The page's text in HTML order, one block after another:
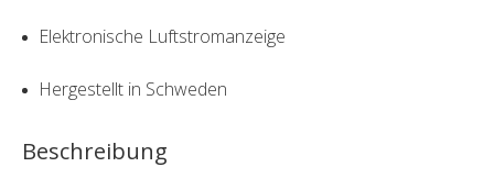
Beschreibung
Elektronische Luftstromanzeige
Hergestellt in Schweden